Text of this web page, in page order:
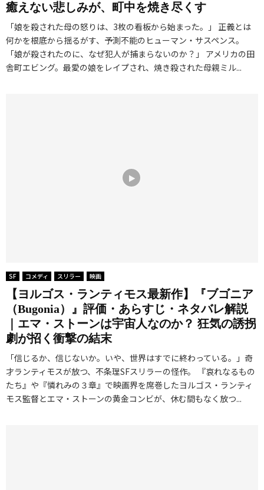
癒えない悲しみが、町中を焼き尽くす
「娘を殺された母の怒りは、3枚の看板から始まった。」 正義とは
何かを根底から揺るがす、予測不能のヒューマン・サスペンス。
「娘が殺されたのに、なぜ犯人が捕まらないのか？」 アメリカの田
舎町エビング。最愛の娘をレイプされ、焼き殺された母親ミル...
SF コメディ スリラー 映画
【ヨルゴス・ランティモス最新作】『ブゴニア
（Bugonia）』評価・あらすじ・ネタバレ解説
｜エマ・ストーンは宇宙人なのか？ 狂気の誘拐
劇が招く衝撃の結末
「信じるか、信じないか。いや、世界はすでに終わっている。」奇
才ランティモスが放つ、不条理SFスリラーの怪作。 『哀れなるもの
たち』や『憐れみの３章』で映画界を席巻したヨルゴス・ランティ
モス監督とエマ・ストーンの黄金コンビが、休む間もなく放つ...